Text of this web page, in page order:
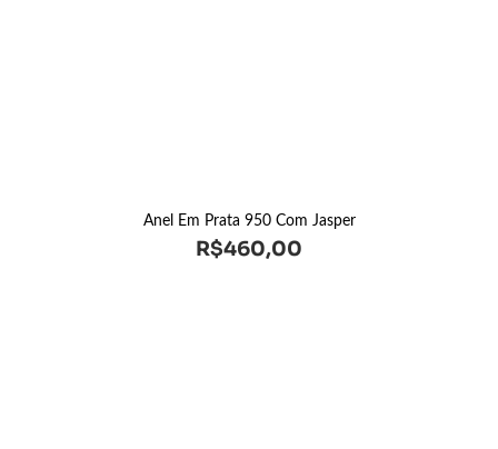
Anel Em Prata 950 Com Jasper
R$460,00